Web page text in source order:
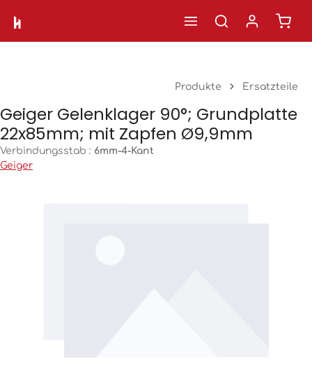
Zum Hauptinhalt springen
Produkte Ersatzteile
Geiger Gelenklager 90°; Grundplatte
22x85mm; mit Zapfen Ø9,9mm
Verbindungsstab : 6mm-4-Kant
Geiger